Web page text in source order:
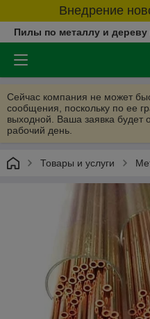
Внедрение
Пилы по металлу и
Сейчас компания не может
сообщения, поскольку по ее
выходной. Ваша заявка будет
рабочий день.
Товары и услуги